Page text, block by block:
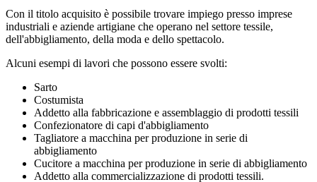
Con il titolo acquisito è possibile trovare impiego presso imprese
industriali e aziende artigiane che operano nel settore tessile,
dell'abbigliamento, della moda e dello spettacolo.
Alcuni esempi di lavori che possono essere svolti:
Sarto
Costumista
Addetto alla fabbricazione e assemblaggio di prodotti tessili
Confezionatore di capi d'abbigliamento
Tagliatore a macchina per produzione in serie di
abbigliamento
Cucitore a macchina per produzione in serie di abbigliamento
Addetto alla commercializzazione di prodotti tessili.